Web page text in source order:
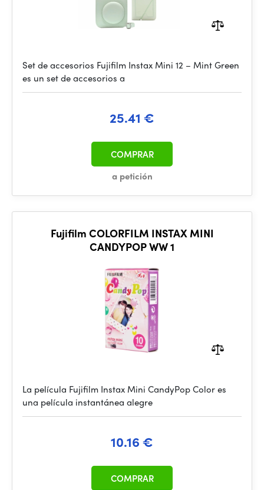
Set de accesorios Fujifilm Instax Mini 12 – Mint Green
es un set de accesorios a
25.41 €
a petición
COMPRAR
Fujifilm COLORFILM INSTAX MINI
CANDYPOP WW 1
La película Fujifilm Instax Mini CandyPop Color es
una película instantánea alegre
10.16 €
COMPRAR